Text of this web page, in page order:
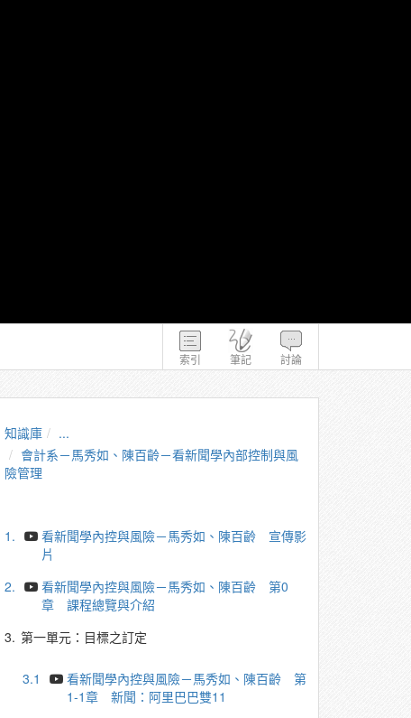
索引 筆記 討論
知識庫
...
會計系－馬秀如、陳百齡－看新聞學內部控制與風
險管理
1.
看新聞學內控與風險－馬秀如、陳百齡 宣傳影
片
2.
看新聞學內控與風險－馬秀如、陳百齡 第0
章 課程總覽與介紹
3. 第一單元：目標之訂定
3.1
看新聞學內控與風險－馬秀如、陳百齡 第
1-1章 新聞：阿里巴巴雙11